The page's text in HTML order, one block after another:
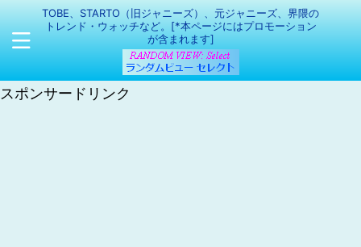
TOBE、STARTO（旧ジャニーズ）、元ジャニーズ、界隈の
トレンド・ウォッチなど。[*本ページにはプロモーション
が含まれます]
スポンサードリンク